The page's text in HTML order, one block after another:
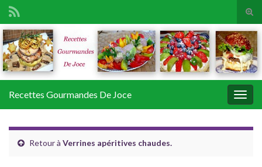
Search for:
Recettes Gourmandes De Joce
Retour à Verrines apéritives chaudes.